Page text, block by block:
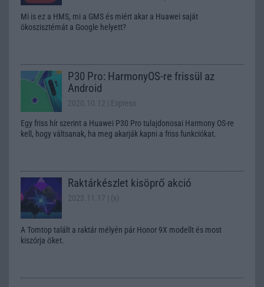
Mi is ez a HMS, mi a GMS és miért akar a Huawei saját
ökoszisztémát a Google helyett?
P30 Pro: HarmonyOS-re frissül az
Android
2020.10.12 | Express
Egy friss hír szerint a Huawei P30 Pro tulajdonosai Harmony OS-re
kell, hogy váltsanak, ha meg akarják kapni a friss funkciókat.
Raktárkészlet kisöprő akció
2023.11.17 | (x)
A Tomtop talált a raktár mélyén pár Honor 9X modellt és most
kiszórja őket.